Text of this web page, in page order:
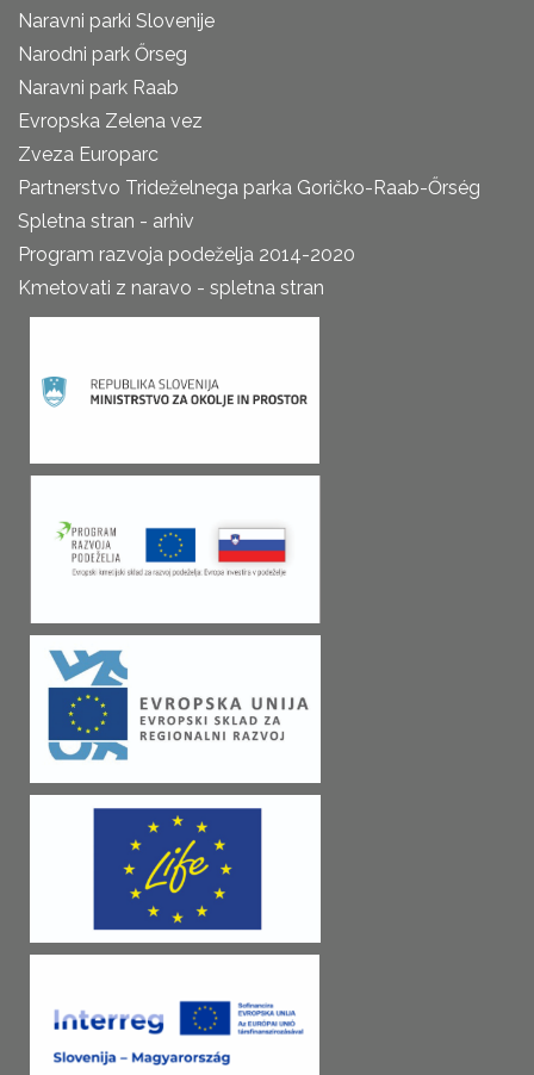
Naravni parki Slovenije
Narodni park Őrseg
Naravni park Raab
Evropska Zelena vez
Zveza Europarc
Partnerstvo Trideželnega parka Goričko-Raab-Őrség
Spletna stran - arhiv
Program razvoja podeželja 2014-2020
Kmetovati z naravo - spletna stran